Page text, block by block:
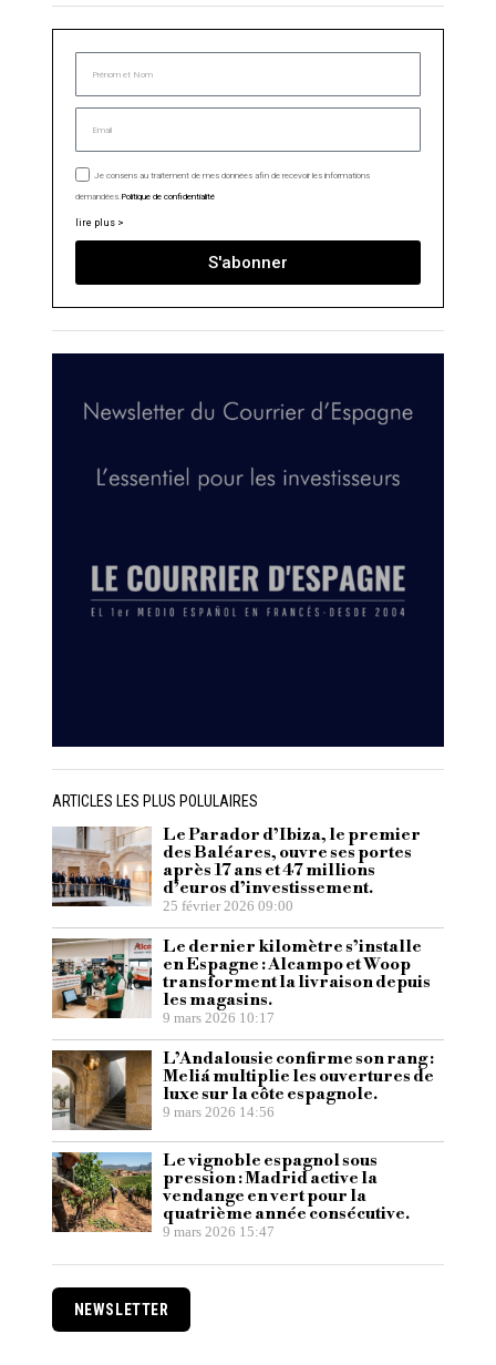
Je consens au traitement de mes données afin de recevoir les informations
demandées.Politique de confidentialité
lire plus >
S'abonner
ARTICLES LES PLUS POLULAIRES
Le Parador d’Ibiza, le premier
des Baléares, ouvre ses portes
après 17 ans et 47 millions
d’euros d’investissement.
25 février 2026 09:00
Le dernier kilomètre s’installe
en Espagne : Alcampo et Woop
transforment la livraison depuis
les magasins.
9 mars 2026 10:17
L’Andalousie confirme son rang :
Meliá multiplie les ouvertures de
luxe sur la côte espagnole.
9 mars 2026 14:56
Le vignoble espagnol sous
pression : Madrid active la
vendange en vert pour la
quatrième année consécutive.
9 mars 2026 15:47
NEWSLETTER